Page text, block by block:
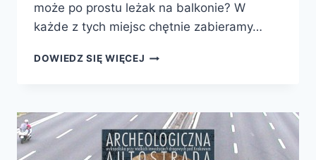
może po prostu leżak na balkonie? W
każde z tych miejsc chętnie zabieramy…
DOWIEDZ SIĘ WIĘCEJ WEŹ
WAKACJE!